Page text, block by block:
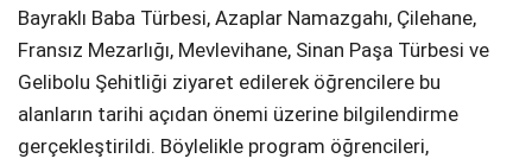
Bayraklı Baba Türbesi, Azaplar Namazgahı, Çilehane,
Fransız Mezarlığı, Mevlevihane, Sinan Paşa Türbesi ve
Gelibolu Şehitliği ziyaret edilerek öğrencilere bu
alanların tarihi açıdan önemi üzerine bilgilendirme
gerçekleştirildi. Böylelikle program öğrencileri,